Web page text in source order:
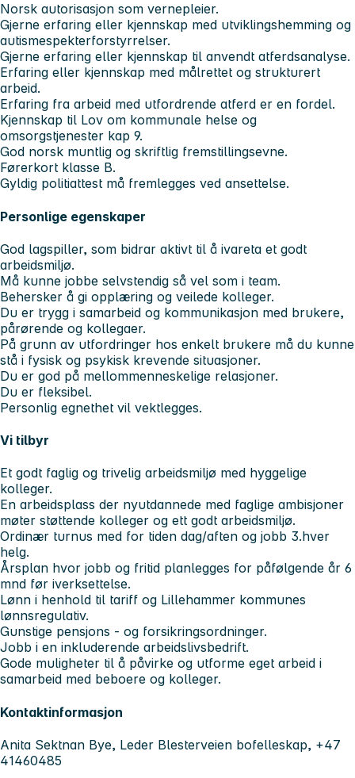
Norsk autorisasjon som vernepleier.
Gjerne erfaring eller kjennskap med utviklingshemming og
autismespekterforstyrrelser.
Gjerne erfaring eller kjennskap til anvendt atferdsanalyse.
Erfaring eller kjennskap med målrettet og strukturert
arbeid.
Erfaring fra arbeid med utfordrende atferd er en fordel.
Kjennskap til Lov om kommunale helse og
omsorgstjenester kap 9.
God norsk muntlig og skriftlig fremstillingsevne.
Førerkort klasse B.
Gyldig politiattest må fremlegges ved ansettelse.
Personlige egenskaper
God lagspiller, som bidrar aktivt til å ivareta et godt
arbeidsmiljø.
Må kunne jobbe selvstendig så vel som i team.
Behersker å gi opplæring og veilede kolleger.
Du er trygg i samarbeid og kommunikasjon med brukere,
pårørende og kollegaer.
På grunn av utfordringer hos enkelt brukere må du kunne
stå i fysisk og psykisk krevende situasjoner.
Du er god på mellommenneskelige relasjoner.
Du er fleksibel.
Personlig egnethet vil vektlegges.
Vi tilbyr
Et godt faglig og trivelig arbeidsmiljø med hyggelige
kolleger.
En arbeidsplass der nyutdannede med faglige ambisjoner
møter støttende kolleger og ett godt arbeidsmiljø.
Ordinær turnus med for tiden dag/aften og jobb 3.hver
helg.
Årsplan hvor jobb og fritid planlegges for påfølgende år 6
mnd før iverksettelse.
Lønn i henhold til tariff og Lillehammer kommunes
lønnsregulativ.
Gunstige pensjons - og forsikringsordninger.
Jobb i en inkluderende arbeidslivsbedrift.
Gode muligheter til å påvirke og utforme eget arbeid i
samarbeid med beboere og kolleger.
Kontaktinformasjon
Anita Sektnan Bye, Leder Blesterveien bofelleskap, +47
41460485